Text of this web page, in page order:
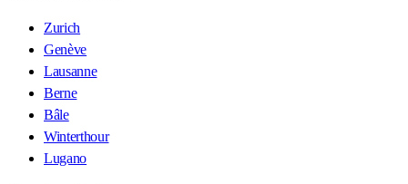
Zurich
Genève
Lausanne
Berne
Bâle
Winterthour
Lugano